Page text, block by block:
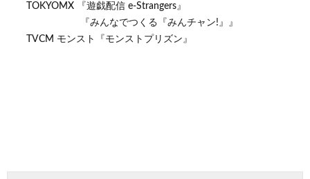
TOKYOMX 『遊戯配信 e-Strangers』
『みんなでつくる『みんチャン!』』
TVCM モンスト『モンストプリズン』